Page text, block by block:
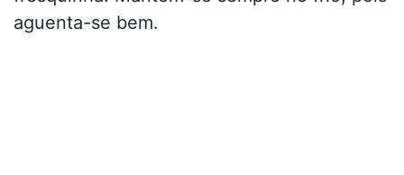
aguenta-se bem.